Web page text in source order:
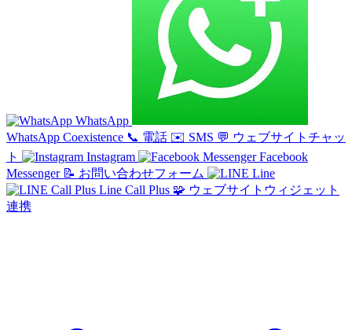
WhatsApp
WhatsApp Coexistence 📞 電話 ✉️ SMS 💬 ウェブサイトチャッ
ト
Instagram
Facebook
Messenger 📝 お問い合わせフォーム
Line
Line Call Plus 🧩 ウェブサイトウィジェット
連携